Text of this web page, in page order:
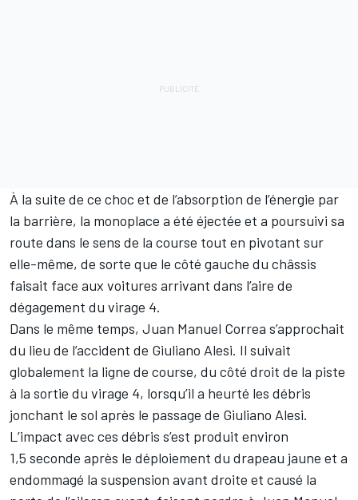
À la suite de ce choc et de l’absorption de l’énergie par
la barrière, la monoplace a été éjectée et a poursuivi sa
route dans le sens de la course tout en pivotant sur
elle-même, de sorte que le côté gauche du châssis
faisait face aux voitures arrivant dans l’aire de
dégagement du virage 4.
Dans le même temps, Juan Manuel Correa s’approchait
du lieu de l’accident de Giuliano Alesi. Il suivait
globalement la ligne de course, du côté droit de la piste
à la sortie du virage 4, lorsqu’il a heurté les débris
jonchant le sol après le passage de Giuliano Alesi.
L’impact avec ces débris s’est produit environ
1,5 seconde après le déploiement du drapeau jaune et a
endommagé la suspension avant droite et causé la